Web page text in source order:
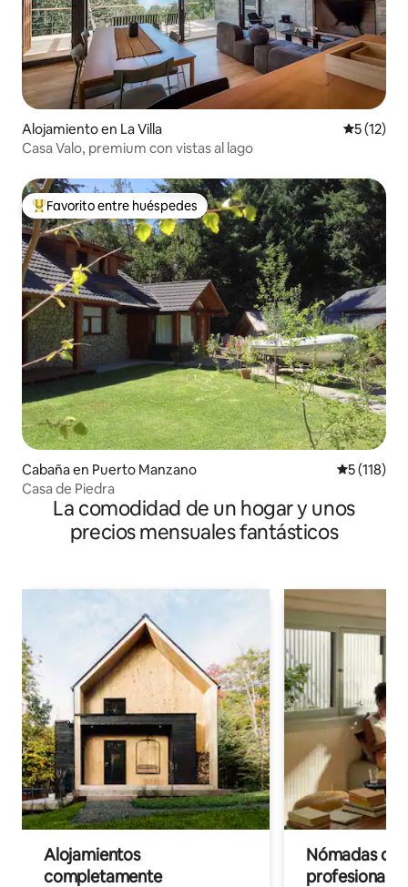
Alojamiento en La Villa
5 (12)
Casa Valo, premium con vistas al lago
Favorito entre huéspedes preferido
Favorito entre huéspedes
Cabaña en Puerto Manzano
5 (118)
Casa de Piedra
La comodidad de un hogar y unos
precios mensuales fantásticos
Alojamientos
completamente
Nómadas